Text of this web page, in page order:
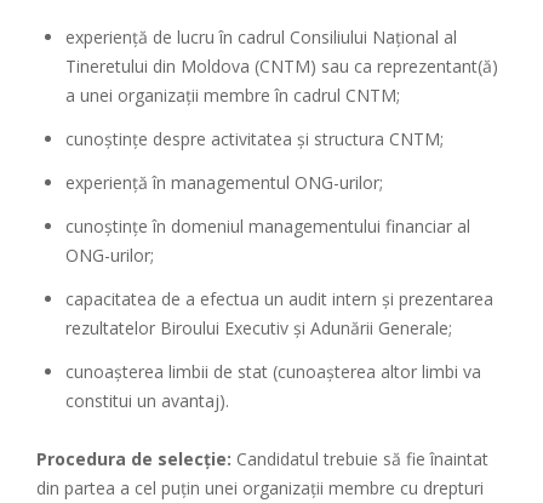
experienţă de lucru în cadrul Consiliului Naţional al
Tineretului din Moldova (CNTM) sau ca reprezentant(ă)
a unei organizaţii membre în cadrul CNTM;
cunoştinţe despre activitatea şi structura CNTM;
experienţă în managementul ONG-urilor;
cunoştinţe în domeniul managementului financiar al
ONG-urilor;
capacitatea de a efectua un audit intern şi prezentarea
rezultatelor Biroului Executiv şi Adunării Generale;
cunoaşterea limbii de stat (cunoaşterea altor limbi va
constitui un avantaj).
Procedura de selecție: Candidatul trebuie să fie înaintat
din partea a cel puţin unei organizaţii membre cu drepturi